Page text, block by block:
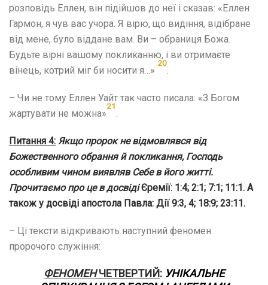
розповідь Еллен, він підійшов до неї і сказав: «Еллен
Гармон, я чув вас учора. Я вірю, що видіння, відібране
від мене, було віддане вам. Ви – обраниця Божа.
Будьте вірні вашому покликанню, і ви отримаєте
вінець, котрий міг би носити я…»
20
.
– Чи не тому Еллен Уайт так часто писала: «З Богом
жартувати не можна»
21
.
Питання 4: Якщо пророк не відмовлявся від
Божественного обрання й покликання, Господь
особливим чином виявляв Себе в його житті.
Прочитаємо про це в досвідіЄремії: 1:4; 2:1; 7:1; 11:1. А
також у досвіді апостола Павла: Дії 9:3, 4; 18:9; 23:11.
– Ці тексти відкривають наступний феномен
пророчого служіння:
ФЕНОМЕН ЧЕТВЕРТИЙ: УНІКАЛЬНЕ